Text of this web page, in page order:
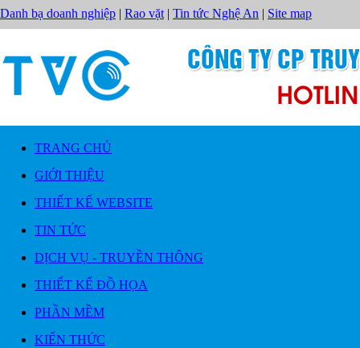
Danh bạ doanh nghiệp | Rao vặt | Tin tức Nghệ An | Site map
TRANG CHỦ
GIỚI THIỆU
THIẾT KẾ WEBSITE
TIN TỨC
DỊCH VỤ - TRUYỀN THÔNG
THIẾT KẾ ĐỒ HỌA
PHẦN MỀM
KIẾN THỨC